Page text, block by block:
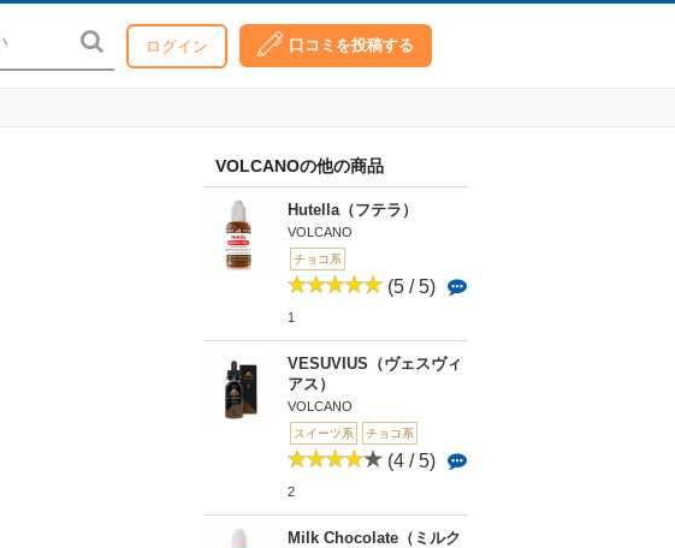
ログイン 口コミを投稿する
VOLCANOの他の商品
Hutella（フテラ）
VOLCANO
チョコ系
(5 / 5)
1
VESUVIUS（ヴェスヴィ
アス）
VOLCANO
スイーツ系 チョコ系
(4 / 5)
2
Milk Chocolate（ミルク